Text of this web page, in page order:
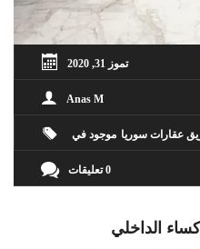
تموز 31, 2020
Anas M
موجود في عقارات سوريا
0 تعليقات
الداخلي